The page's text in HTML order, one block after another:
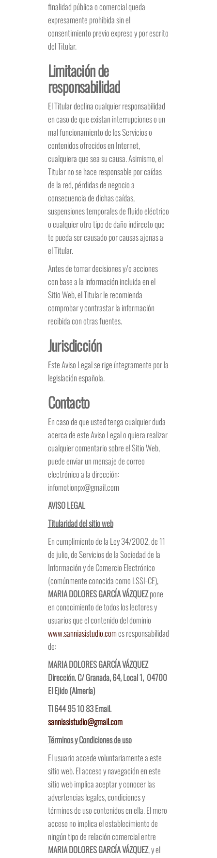
finalidad pública o comercial queda
expresamente prohibida sin el
consentimiento previo expreso y por escrito
del Titular.
Limitación de
responsabilidad
El Titular declina cualquier responsabilidad
en caso de que existan interrupciones o un
mal funcionamiento de los Servicios o
contenidos ofrecidos en Internet,
cualquiera que sea su causa. Asimismo, el
Titular no se hace responsable por caídas
de la red, pérdidas de negocio a
consecuencia de dichas caídas,
suspensiones temporales de fluido eléctrico
o cualquier otro tipo de daño indirecto que
te pueda ser causado por causas ajenas a
el Titular.
Antes de tomar decisiones y/o acciones
con base a la información incluida en el
Sitio Web, el Titular le recomienda
comprobar y contrastar la información
recibida con otras fuentes.
Jurisdicción
Este Aviso Legal se rige íntegramente por la
legislación española.
Contacto
En caso de que usted tenga cualquier duda
acerca de este Aviso Legal o quiera realizar
cualquier comentario sobre el Sitio Web,
puede enviar un mensaje de correo
electrónico a la dirección:
infomotionpx@gmail.com
AVISO LEGAL
Titularidad del sitio web
En cumplimiento de la Ley 34/2002, de 11
de julio, de Servicios de la Sociedad de la
Información y de Comercio Electrónico
(comúnmente conocida como LSSI-CE),
MARIA DOLORES GARCÍA VÁZQUEZpone
en conocimiento de todos los lectores y
usuarios que el contenido del dominio
www.sanniasistudio.comes responsabilidad
de:
MARIA DOLORES GARCÍA VÁZQUEZ
Dirección. C/ Granada, 64, Local 1, 04700
El Ejido (Almería)
Tl 644 95 10 83Email.
sanniasistudio@gmail.com
Términos y Condiciones de uso
El usuario accede voluntariamente a este
sitio web. El acceso y navegación en este
sitio web implica aceptar y conocer las
advertencias legales, condiciones y
términos de uso contenidos en ella. El mero
acceso no implica el establecimiento de
ningún tipo de relación comercial entre
MARIA DOLORES GARCÍA VÁZQUEZ, y el